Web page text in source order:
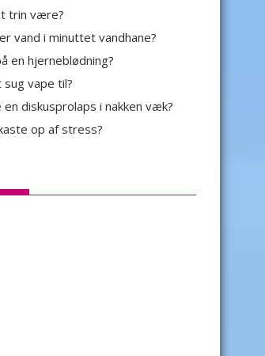
trin være?
vand i minuttet vandhane?
en hjerneblødning?
vape til?
diskusprolaps i nakken væk?
op af stress?